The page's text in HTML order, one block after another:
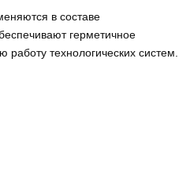
в составе
герметичное
технологических систем.